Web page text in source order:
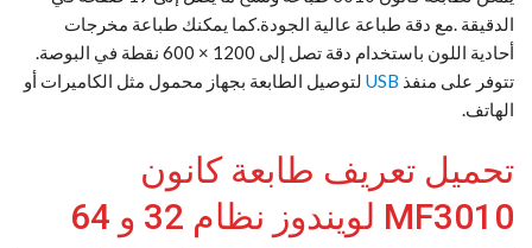
الدقيقة .مع دقة طباعة عالية الجودة.كما يمكنك طباعة مخرجات
أحادية اللون باستخدام دقة تصل إلى 1200 × 600 نقطة في البوصة.
تتوفر على منفذ USB لتوصيل الطابعة بجهاز محمول مثل الكاميرات أو
الهاتف.
تحميل تعريف طابعة كانون
MF3010 لويندوز نظام 32 و 64